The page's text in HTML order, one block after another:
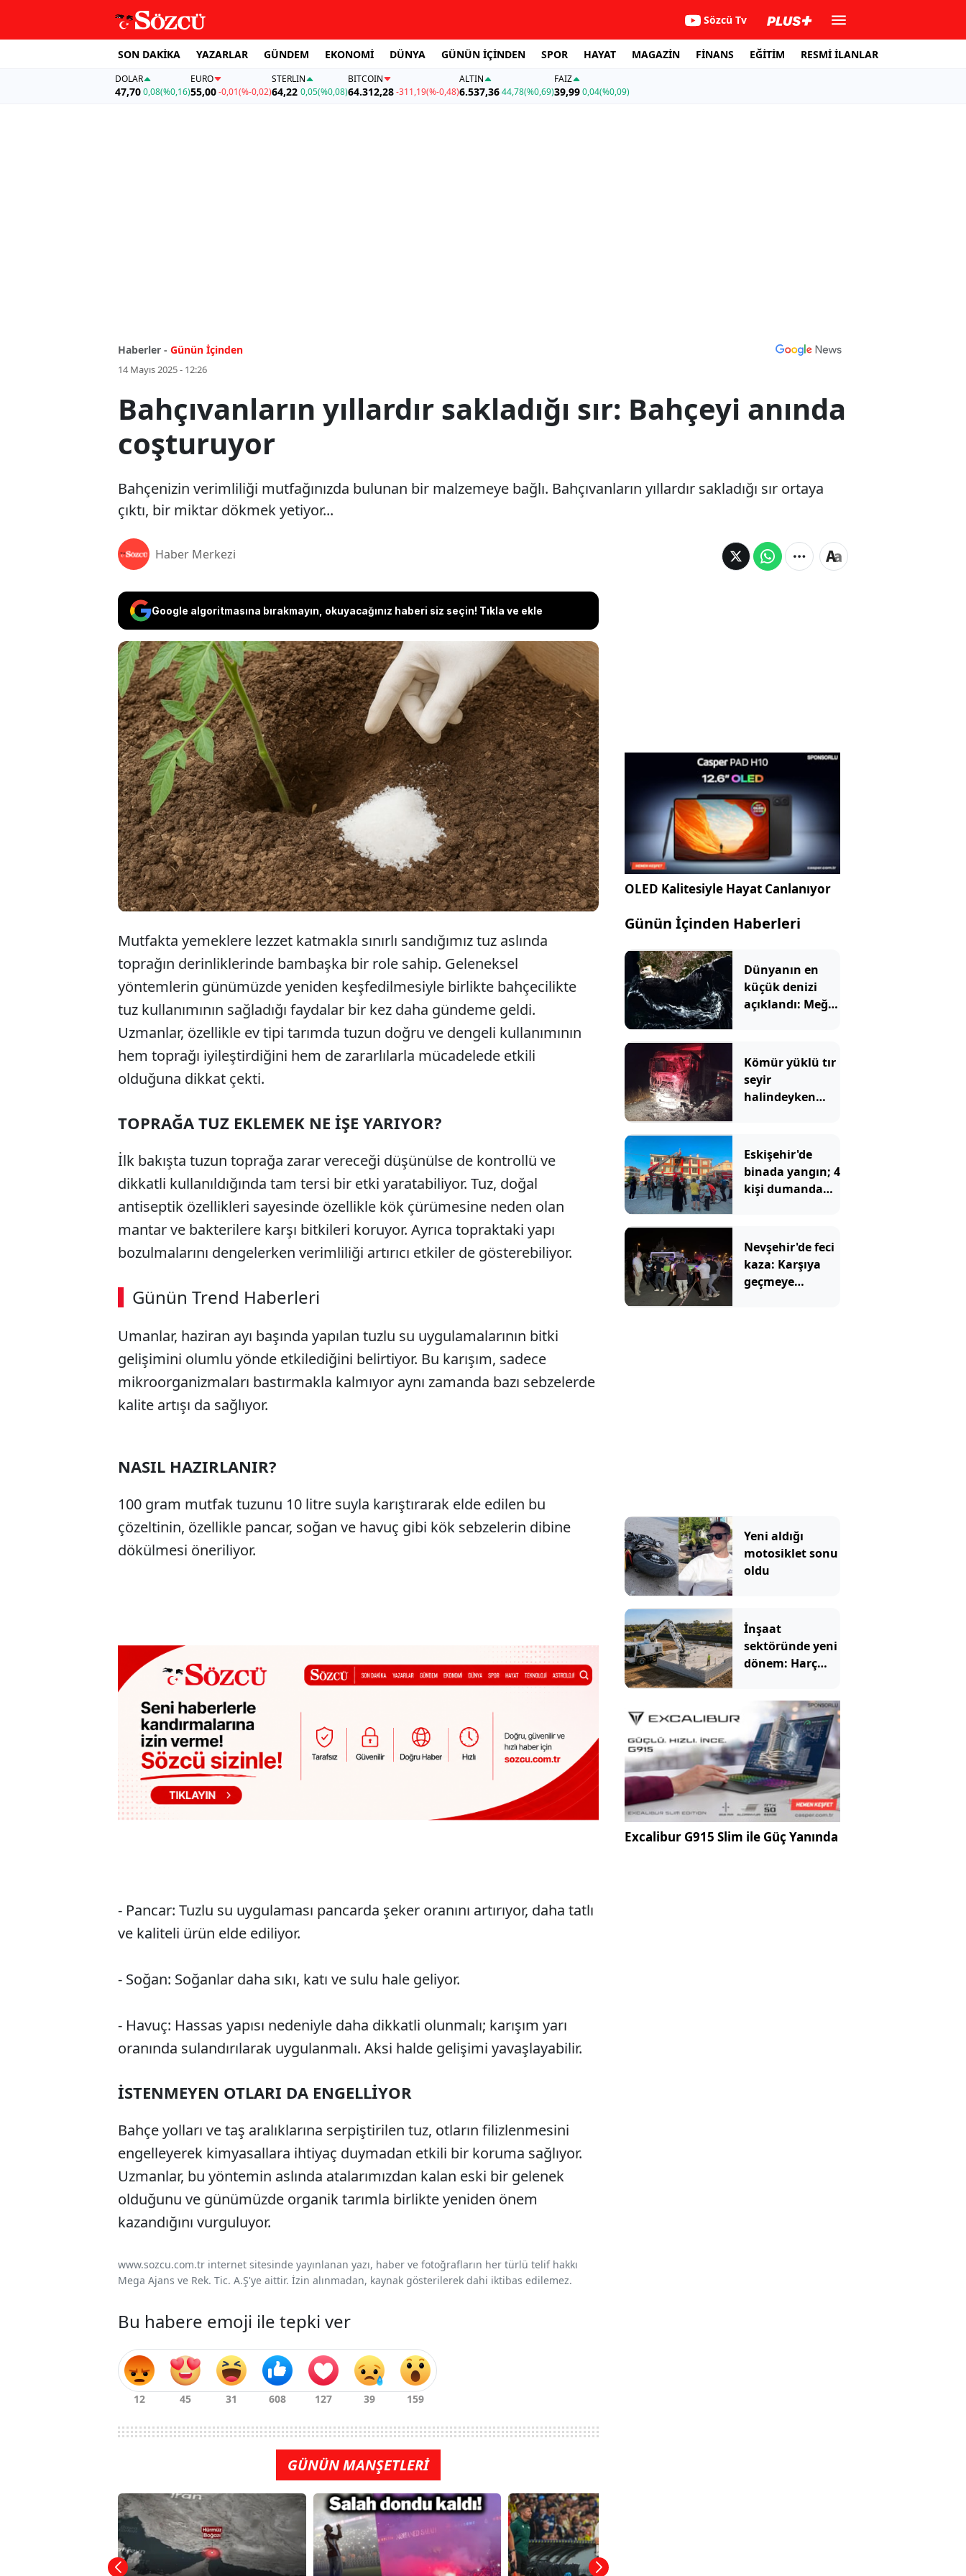
Sözcü Tv
SON DAKİKA YAZARLAR GÜNDEM EKONOMİ DÜNYA GÜNÜN İÇİNDEN SPOR HAYAT MAGAZİN FİNANS EĞİTİM RESMİ İLANLAR
DOLAR
47,700,08(%0,16)
EURO
55,00 -0,01(%-0,02)
STERLIN
64,22 0,05(%0,08)
BITCOIN
64.312,28-311,19(%-0,48)
ALTIN
6.537,3644,78(%0,69)
FAİZ
39,990,04(%0,09)
Haberler - Günün İçinden
14 Mayıs 2025 - 12:26
Bahçıvanların yıllardır sakladığı sır: Bahçeyi anında
coşturuyor
Bahçenizin verimliliği mutfağınızda bulunan bir malzemeye bağlı. Bahçıvanların yıllardır sakladığı sır ortaya
çıktı, bir miktar dökmek yetiyor...
Haber Merkezi
Google algoritmasına bırakmayın, okuyacağınız haberi siz seçin! Tıkla ve ekle
Bahçenizin verimliliği mutfağınızda bulunan bir
malzemeye bağlı. Bahçıvanların yıllardır sakladığı sır
ortaya çıktı, bir miktar dökmek yetiyor...
Mutfakta yemeklere lezzet katmakla sınırlı sandığımız tuz aslında
toprağın derinliklerinde bambaşka bir role sahip. Geleneksel
yöntemlerin günümüzde yeniden keşfedilmesiyle birlikte bahçecilikte
tuz kullanımının sağladığı faydalar bir kez daha gündeme geldi.
Uzmanlar, özellikle ev tipi tarımda tuzun doğru ve dengeli kullanımının
hem toprağı iyileştirdiğini hem de zararlılarla mücadelede etkili
olduğuna dikkat çekti.
TOPRAĞA TUZ EKLEMEK NE İŞE YARIYOR?
İlk bakışta tuzun toprağa zarar vereceği düşünülse de kontrollü ve
dikkatli kullanıldığında tam tersi bir etki yaratabiliyor. Tuz, doğal
antiseptik özellikleri sayesinde özellikle kök çürümesine neden olan
mantar ve bakterilere karşı bitkileri koruyor. Ayrıca topraktaki yapı
bozulmalarını dengelerken verimliliği artırıcı etkiler de gösterebiliyor.
Günün Trend Haberleri
Umanlar, haziran ayı başında yapılan tuzlu su uygulamalarının bitki
gelişimini olumlu yönde etkilediğini belirtiyor. Bu karışım, sadece
mikroorganizmaları bastırmakla kalmıyor aynı zamanda bazı sebzelerde
kalite artışı da sağlıyor.
NASIL HAZIRLANIR?
100 gram mutfak tuzunu 10 litre suyla karıştırarak elde edilen bu
çözeltinin, özellikle pancar, soğan ve havuç gibi kök sebzelerin dibine
dökülmesi öneriliyor.
- Pancar: Tuzlu su uygulaması pancarda şeker oranını artırıyor, daha tatlı
ve kaliteli ürün elde ediliyor.
- Soğan: Soğanlar daha sıkı, katı ve sulu hale geliyor.
- Havuç: Hassas yapısı nedeniyle daha dikkatli olunmalı; karışım yarı
oranında sulandırılarak uygulanmalı. Aksi halde gelişimi yavaşlayabilir.
İSTENMEYEN OTLARI DA ENGELLİYOR
Bahçe yolları ve taş aralıklarına serpiştirilen tuz, otların filizlenmesini
engelleyerek kimyasallara ihtiyaç duymadan etkili bir koruma sağlıyor.
Uzmanlar, bu yöntemin aslında atalarımızdan kalan eski bir gelenek
olduğunu ve günümüzde organik tarımla birlikte yeniden önem
kazandığını vurguluyor.
www.sozcu.com.tr internet sitesinde yayınlanan yazı, haber ve fotoğrafların her türlü telif hakkı
Mega Ajans ve Rek. Tic. A.Ş'ye aittir. İzin alınmadan, kaynak gösterilerek dahi iktibas edilemez.
Bu habere emoji ile tepki ver
GÜNÜN MANŞETLERİ
OLED Kalitesiyle Hayat Canlanıyor
Günün İçinden Haberleri
Dünyanın en
küçük denizi
açıklandı: Meğer
Kömür yüklü tır
seyir
halindeyken
Eskişehir'de
binada yangın; 4
kişi dumandan
Nevşehir'de feci
kaza: Karşıya
geçmeye
Yeni aldığı
motosiklet sonu
oldu
İnşaat
sektöründe yeni
dönem: Harç
blokları tek tek
diziyor
Excalibur G915 Slim ile Güç Yanında